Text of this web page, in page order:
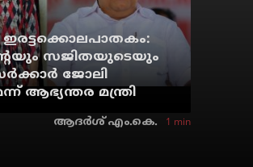
സജിതയുടെയും
ജോലി
ആഭ്യന്തര മന്ത്രി
ആദർശ് എം.കെ. 1 min